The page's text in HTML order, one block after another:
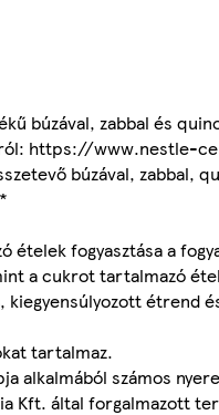
búzával, zabbal és
https://www.nestle-
búzával, zabbal,
fogyasztása a
a cukrot tartalmazó
kiegyensúlyozott étrend
tartalmaz.
alkalmából számos
Kft. által forgalmazott